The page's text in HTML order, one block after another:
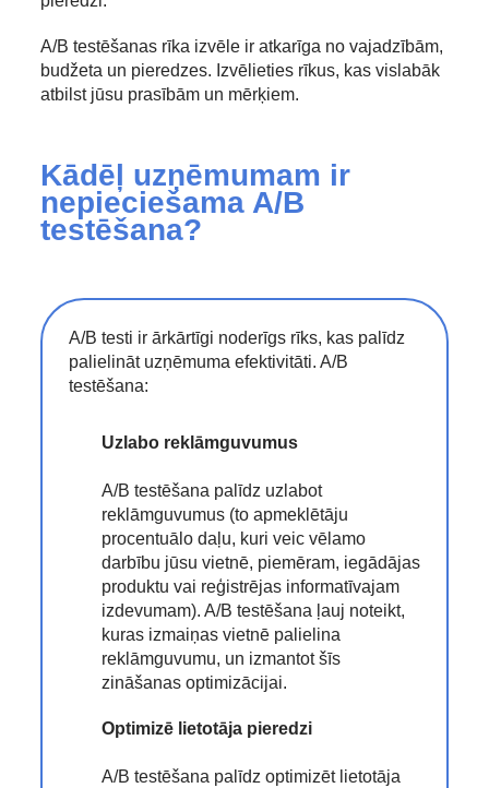
A/B testēšanas rīka izvēle ir atkarīga no vajadzībām,
budžeta un pieredzes. Izvēlieties rīkus, kas vislabāk
atbilst jūsu prasībām un mērķiem.
Kādēļ uzņēmumam ir
nepieciešama A/B
testēšana?
A/B testi ir ārkārtīgi noderīgs rīks, kas palīdz
palielināt uzņēmuma efektivitāti. A/B
testēšana:
Uzlabo reklāmguvumus
A/B testēšana palīdz uzlabot
reklāmguvumus (to apmeklētāju
procentuālo daļu, kuri veic vēlamo
darbību jūsu vietnē, piemēram, iegādājas
produktu vai reģistrējas informatīvajam
izdevumam). A/B testēšana ļauj noteikt,
kuras izmaiņas vietnē palielina
reklāmguvumu, un izmantot šīs
zināšanas optimizācijai.
Optimizē lietotāja pieredzi
A/B testēšana palīdz optimizēt lietotāja